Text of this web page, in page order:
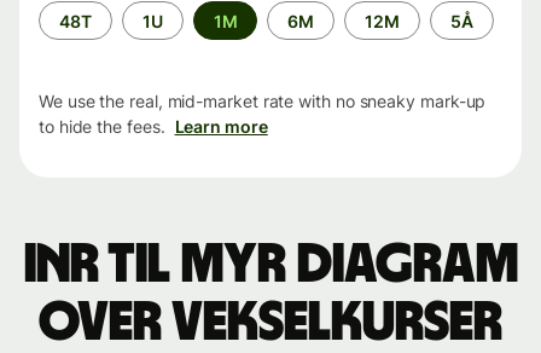
Time
period
48T 1U 1M 6M 12M 5Å
We use the real, mid-market rate with no sneaky mark-up
to hide the fees. Learn more
INR til MYR Diagram
over vekselkurser